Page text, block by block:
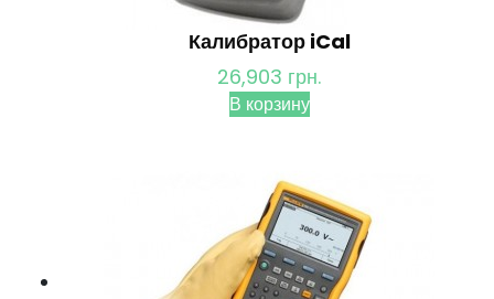
Калибратор iCal
26,903 грн.
В корзину